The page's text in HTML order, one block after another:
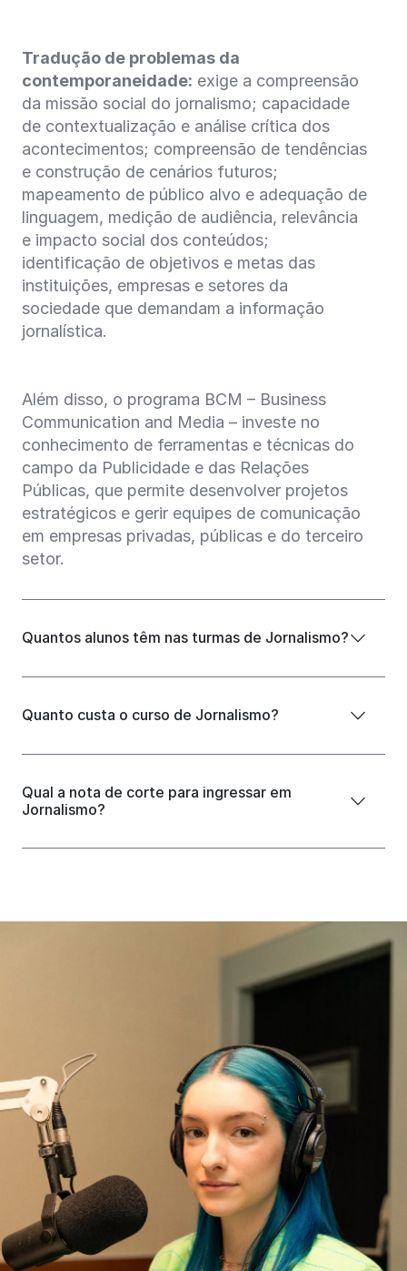
Tradução de problemas da
contemporaneidade: exige a compreensão
da missão social do jornalismo; capacidade
de contextualização e análise crítica dos
acontecimentos; compreensão de tendências
e construção de cenários futuros;
mapeamento de público alvo e adequação de
linguagem, medição de audiência, relevância
e impacto social dos conteúdos;
identificação de objetivos e metas das
instituições, empresas e setores da
sociedade que demandam a informação
jornalística.
Além disso, o programa BCM – Business
Communication and Media – investe no
conhecimento de ferramentas e técnicas do
campo da Publicidade e das Relações
Públicas, que permite desenvolver projetos
estratégicos e gerir equipes de comunicação
em empresas privadas, públicas e do terceiro
setor.
Quantos alunos têm nas turmas de Jornalismo?
Quanto custa o curso de Jornalismo?
Qual a nota de corte para ingressar em
Jornalismo?